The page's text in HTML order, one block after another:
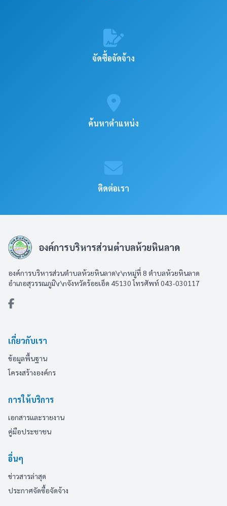
จัดซื้อจัดจ้าง
ค้นหาตำแหน่ง
ติดต่อเรา
องค์การบริหารส่วนตำบลห้วยหินลาด
องค์การบริหารส่วนตำบลห้วยหินลาด\r\nหมู่ที่ 8 ตำบลห้วยหินลาด
อำเภอสุวรรณภูมิ\r\nจังหวัดร้อยเอ็ด 45130 โทรศัพท์ 043-030117
เกี่ยวกับเรา
ข้อมูลพื้นฐาน
โครงสร้างองค์กร
การให้บริการ
เอกสารและรายงาน
คู่มือประชาชน
อื่นๆ
ข่าวสารล่าสุด
ประกาศจัดซื้อจัดจ้าง